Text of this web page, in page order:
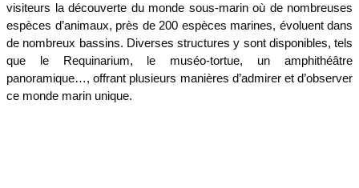
visiteurs la découverte du monde sous-marin où de nombreuses
espèces d’animaux, près de 200 espèces marines, évoluent dans
de nombreux bassins. Diverses structures y sont disponibles, tels
que le Requinarium, le muséo-tortue, un amphithéâtre
panoramique…, offrant plusieurs manières d’admirer et d’observer
ce monde marin unique.